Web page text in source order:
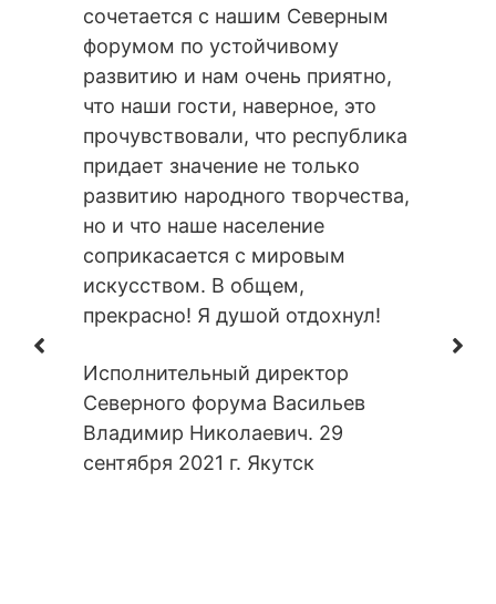
сочетается с нашим Северным
форумом по устойчивому
развитию и нам очень приятно,
что наши гости, наверное, это
прочувствовали, что республика
придает значение не только
развитию народного творчества,
но и что наше население
соприкасается с мировым
искусством. В общем,
прекрасно! Я душой отдохнул!
Исполнительный директор
Северного форума Васильев
Владимир Николаевич. 29
сентября 2021 г. Якутск